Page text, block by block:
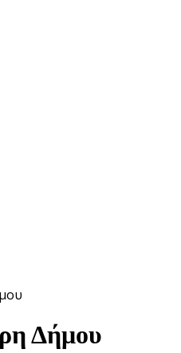
Δήμου